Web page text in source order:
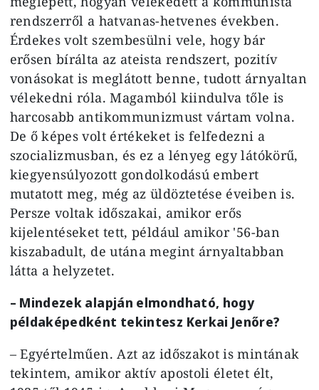
rendszerről a hatvanas-hetvenes években.
Érdekes volt szembesülni vele, hogy bár
erősen bírálta az ateista rendszert, pozitív
vonásokat is meglátott benne, tudott árnyaltan
vélekedni róla. Magamból kiindulva tőle is
harcosabb antikommunizmust vártam volna.
De ő képes volt értékeket is felfedezni a
szocializmusban, és ez a lényeg egy látókörű,
kiegyensúlyozott gondolkodású embert
mutatott meg, még az üldöztetése éveiben is.
Persze voltak időszakai, amikor erős
kijelentéseket tett, például amikor '56-ban
kiszabadult, de utána megint árnyaltabban
látta a helyzetet.
– Mindezek alapján elmondható, hogy
példaképedként tekintesz Kerkai Jenőre?
– Egyértelműen. Azt az időszakot is mintának
tekintem, amikor aktív apostoli életet élt,